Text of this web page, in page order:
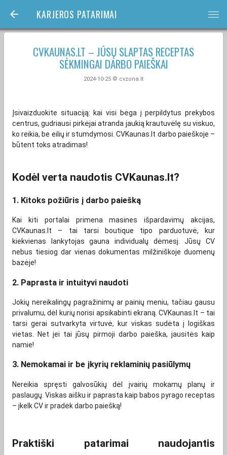
KARJEROS PATARIMAI bars
CVKAUNAS.LT – JŪSŲ SLAPTAS RECEPTAS
SĖKMINGAI DARBO PAIEŠKAI
2024-10-25 © cvzona.lt
Įsivaizduokite situaciją: kai visi bėga į perpildytus prekybos
centrus, gudriausi pirkėjai atranda jaukią krautuvėlę su viskuo,
ko reikia, be eilių ir stumdymosi. CVKaunas.lt darbo paieškoje –
būtent toks atradimas!
Kodėl verta naudotis CVKaunas.lt?
1. Kitoks požiūris į darbo paiešką
Kai kiti portalai primena masines išpardavimų akcijas,
CVKaunas.lt – tai tarsi boutique tipo parduotuvė, kur
kiekvienas lankytojas gauna individualų dėmesį. Jūsų CV
nebus tiesiog dar vienas dokumentas milžiniškoje duomenų
bazėje!
2. Paprasta ir intuityvi naudoti
Jokių nereikalingų pagražinimų ar painių meniu, tačiau gausu
privalumu, dėl kurių norisi apsikabinti ekraną. CVKaunas.lt – tai
tarsi gerai sutvarkyta virtuvė, kur viskas sudėta į logiškas
vietas. Net jei tai jūsų pirmoji darbo paieška, jausitės kaip
namie!
3. Nemokamai ir be įkyrių reklaminių pasiūlymų
Nereikia spręsti galvosūkių dėl įvairių mokamų planų ir
paslaugų. Viskas aišku ir paprasta kaip babos pyrago receptas
– įkelk CV ir pradėk darbo paiešką!
Praktiški patarimai naudojantis